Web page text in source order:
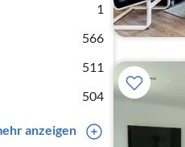
1
566
511
504
anzeigen